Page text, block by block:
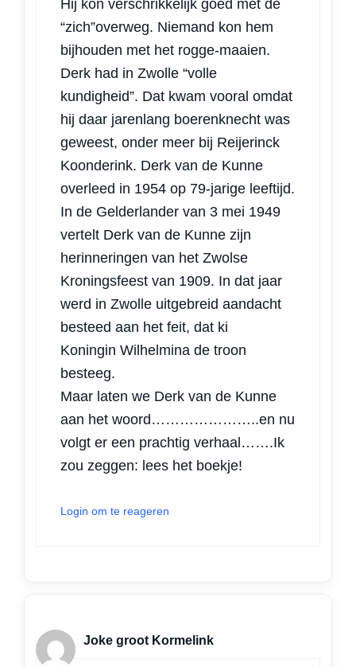
Hij kon verschrikkelijk goed met de
“zich”overweg. Niemand kon hem
bijhouden met het rogge-maaien.
Derk had in Zwolle “volle
kundigheid”. Dat kwam vooral omdat
hij daar jarenlang boerenknecht was
geweest, onder meer bij Reijerinck
Koonderink. Derk van de Kunne
overleed in 1954 op 79-jarige leeftijd.
In de Gelderlander van 3 mei 1949
vertelt Derk van de Kunne zijn
herinneringen van het Zwolse
Kroningsfeest van 1909. In dat jaar
werd in Zwolle uitgebreid aandacht
besteed aan het feit, dat ki
Koningin Wilhelmina de troon
besteeg.
Maar laten we Derk van de Kunne
aan het woord…………………..en nu
volgt er een prachtig verhaal…….Ik
zou zeggen: lees het boekje!
Login om te reageren
Joke groot Kormelink